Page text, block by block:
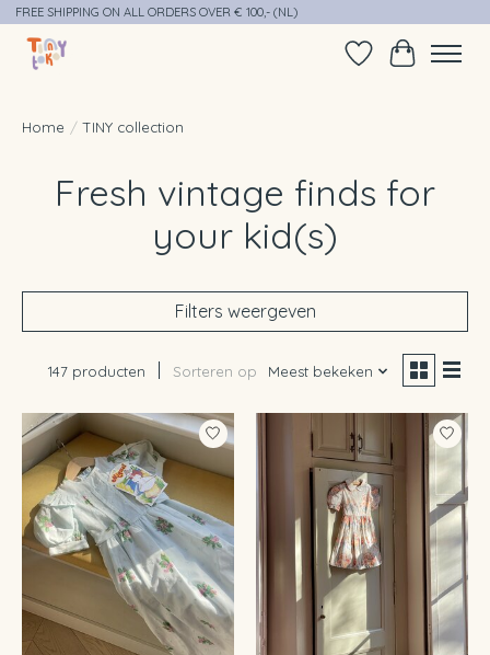
FREE SHIPPING ON ALL ORDERS OVER € 100,- (NL)
Verlanglijst
Home / TINY collection
Fresh vintage finds for
your kid(s)
Filters weergeven
147 producten Sorteren op Meest bekeken